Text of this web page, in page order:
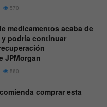
570
medicamentos acaba de
podría continuar
JPMorgan
560
comprar esta